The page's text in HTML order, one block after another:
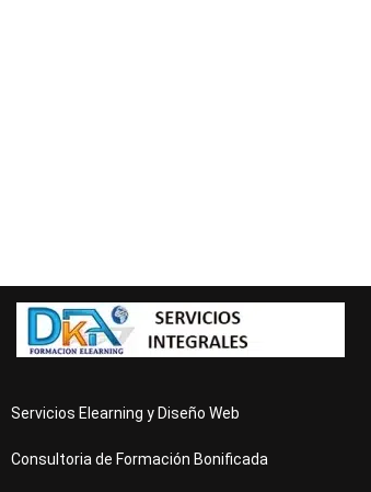
Servicios Elearning y Diseño Web
Consultoria de Formación Bonificada